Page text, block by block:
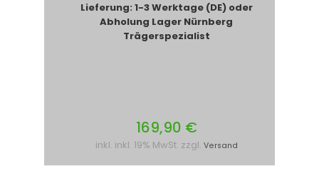
Lieferung: 1-3 Werktage (DE) oder
Abholung Lager Nürnberg
Trägerspezialist
169,90 €
inkl. inkl. 19% MwSt. zzgl. Versand